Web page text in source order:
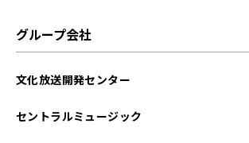
2025年06月
グループ会社
文化放送開発センター
セントラルミュージック